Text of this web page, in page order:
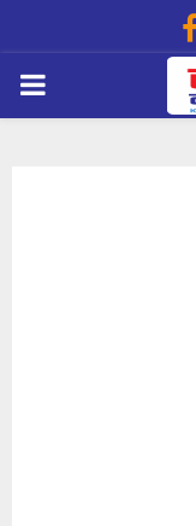
PRIMARY